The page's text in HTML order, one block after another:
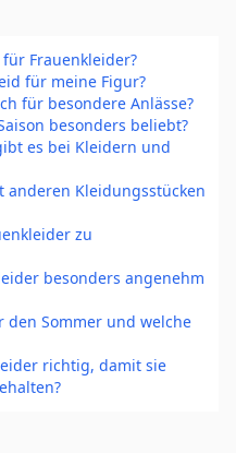
Frauenkleider?
für meine Figur?
für besondere Anlässe?
besonders beliebt?
es bei Kleidern und
anderen Kleidungsstücken
zu
besonders angenehm
den Sommer und welche
richtig, damit sie